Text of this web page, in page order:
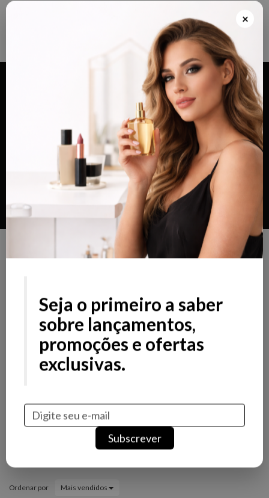
ou Levante e pague as suas encomendas nas nossas instalações em Almada
após realizar o seu pedido(indicar no final do pedido)
navegação
Preço
Stock
Promoção
Marcas
Vestuário Profissional
Ordenar por Mais vendidos
×
Seja o primeiro a saber
sobre lançamentos,
promoções e ofertas
exclusivas.
Subscrever